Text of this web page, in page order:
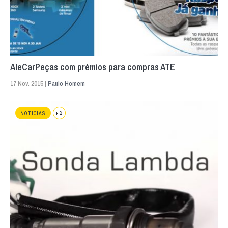
AleCarPeças com prémios para compras ATE
17 Nov. 2015 | Paulo Homem
NOTÍCIAS + 2